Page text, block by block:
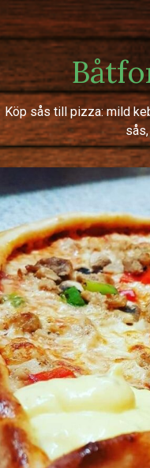
Köp sås till pizza: mild